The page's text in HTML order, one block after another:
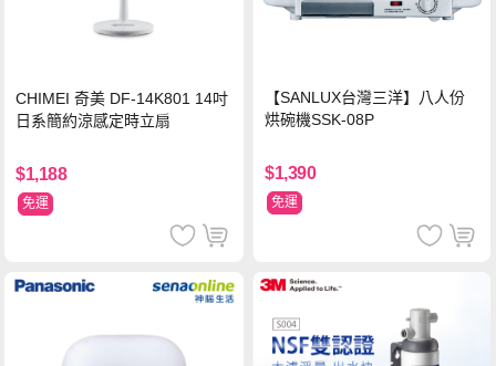
CHIMEI 奇美 DF-14K801 14吋
日系簡約涼感定時立扇
$1,188
免運
【SANLUX台灣三洋】八人份
烘碗機SSK-08P
$1,390
免運